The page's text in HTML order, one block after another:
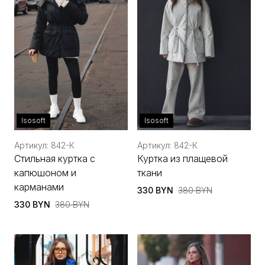
Isosoft
Артикул: 842-К
Стильная куртка с
капюшоном и
карманами
330 BYN 380 BYN
Isosoft
Артикул: 842-К
Куртка из плащевой
ткани
330 BYN 380 BYN